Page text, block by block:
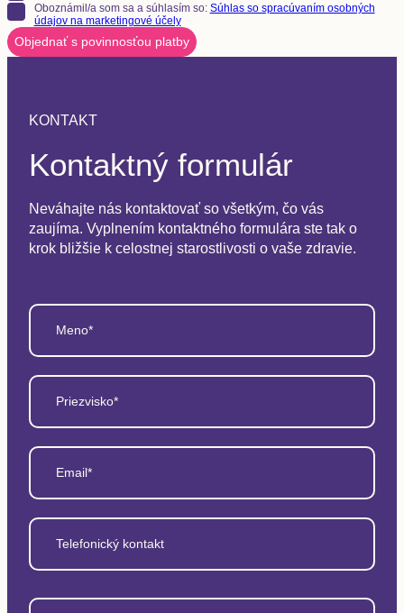
Oboznámil/a som sa a súhlasím so: Súhlas so spracúvaním osobných
údajov na marketingové účely
Objednať s povinnosťou platby
KONTAKT
Kontaktný formulár
Neváhajte nás kontaktovať so všetkým, čo vás
zaujíma. Vyplnením kontaktného formulára ste tak o
krok bližšie k celostnej starostlivosti o vaše zdravie.
Meno*
Priezvisko*
Email*
Telefonický kontakt